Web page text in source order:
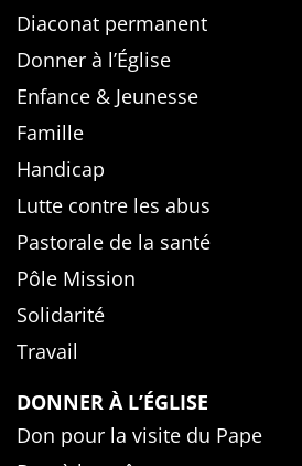
Diaconat permanent
Donner à l’Église
Enfance & Jeunesse
Famille
Handicap
Lutte contre les abus
Pastorale de la santé
Pôle Mission
Solidarité
Travail
DONNER À L’ÉGLISE
Don pour la visite du Pape